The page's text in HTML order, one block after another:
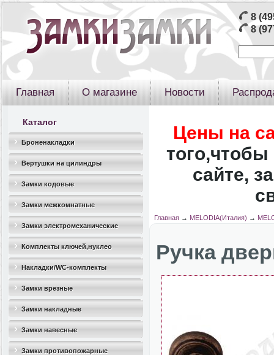
8
8
Главная О магазине Новости
Каталог
Броненакладки
Вертушки на цилиндры
Замки кодовые
Замки межкомнатные
Замки электромеханические
Комплекты ключей,нуклео
Накладки/WC-комплекты
Замки врезные
Замки накладные
Замки навесные
Замки противопожарные
Цены на
того,чтобы
сайте,
Главная→ MELODIA(Италия) →
Ручка